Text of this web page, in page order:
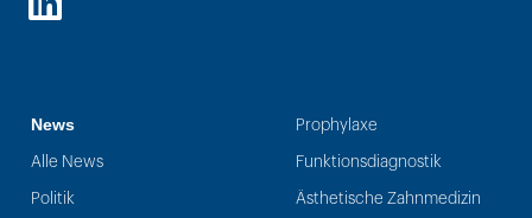
LinkedIn
News
Alle News
Politik
Prophylaxe
Funktionsdiagnostik
Ästhetische Zahnmedizin